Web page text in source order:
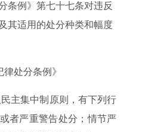
条例》第七十七条对违反
其适用的处分种类和幅度
处分条例》
集中制原则，有下列行
者严重警告处分；情节严